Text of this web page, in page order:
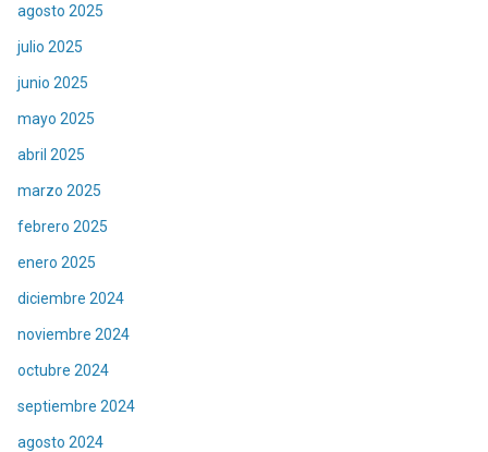
agosto 2025
julio 2025
junio 2025
mayo 2025
abril 2025
marzo 2025
febrero 2025
enero 2025
diciembre 2024
noviembre 2024
octubre 2024
septiembre 2024
agosto 2024